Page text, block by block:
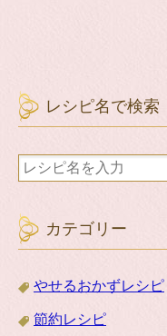
レシピ名で検索
カテゴリー
やせるおかずレシピ
節約レシピ